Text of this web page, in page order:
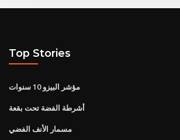
Top Stories
مؤشر البيزو 10 سنوات
أشرطة الفضة تحت بقعة
مسمار الأنف الفضي